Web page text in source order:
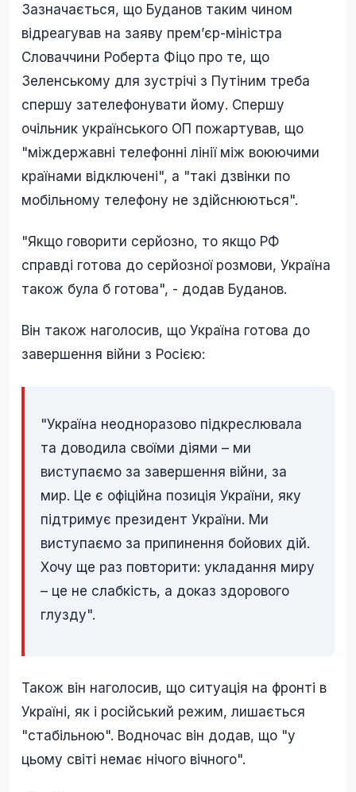
Зазначається, що Буданов таким чином
відреагував на заяву премʼєр-міністра
Словаччини Роберта Фіцо про те, що
Зеленському для зустрічі з Путіним треба
спершу зателефонувати йому. Спершу
очільник українського ОП пожартував, що
"міждержавні телефонні лінії між воюючими
країнами відключені", а "такі дзвінки по
мобільному телефону не здійснюються".
"Якщо говорити серйозно, то якщо РФ
справді готова до серйозної розмови, Україна
також була б готова", - додав Буданов.
Він також наголосив, що Україна готова до
завершення війни з Росією:
"Україна неодноразово підкреслювала
та доводила своїми діями – ми
виступаємо за завершення війни, за
мир. Це є офіційна позиція України, яку
підтримує президент України. Ми
виступаємо за припинення бойових дій.
Хочу ще раз повторити: укладання миру
– це не слабкість, а доказ здорового
глузду".
Також він наголосив, що ситуація на фронті в
Україні, як і російський режим, лишається
"стабільною". Водночас він додав, що "у
цьому світі немає нічого вічного".